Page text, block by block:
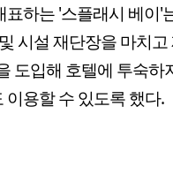
표하는 '스플래시 베이'
시설 재단장을 마치
도입해 호텔에 투숙하
이용할 수 있도록 했다.